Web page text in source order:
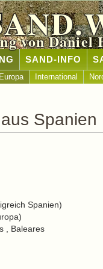
von Daniel
SAND-INFO
Europa International
Spanien
Spanien)
, Baleares